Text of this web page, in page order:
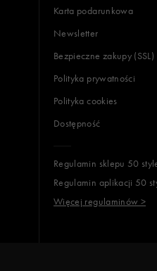
Karta podarunkowa
Newsletter
Bezpieczne zakupy (SSL)
Polityka prywatności
Polityka cookies
Dostępność
Regulamin sklepu 50
Regulamin aplikacji 50
Więcej regulaminów >